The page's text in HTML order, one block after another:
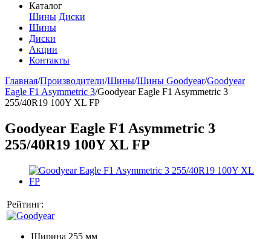
Каталог
Шины Диски
Шины
Диски
Акции
Контакты
Главная/Производители/Шины/Шины Goodyear/Goodyear
Eagle F1 Asymmetric 3/Goodyear Eagle F1 Asymmetric 3
255/40R19 100Y XL FP
Goodyear Eagle F1 Asymmetric 3
255/40R19 100Y XL FP
Рейтинг:
Ширина 255 мм